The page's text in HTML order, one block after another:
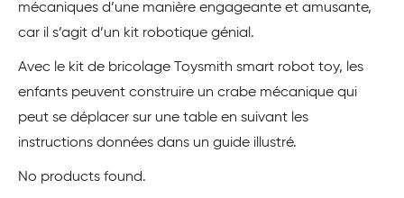
mécaniques d’une manière engageante et amusante,
car il s’agit d’un kit robotique génial.
Avec le kit de bricolage Toysmith smart robot toy, les
enfants peuvent construire un crabe mécanique qui
peut se déplacer sur une table en suivant les
instructions données dans un guide illustré.
No products found.